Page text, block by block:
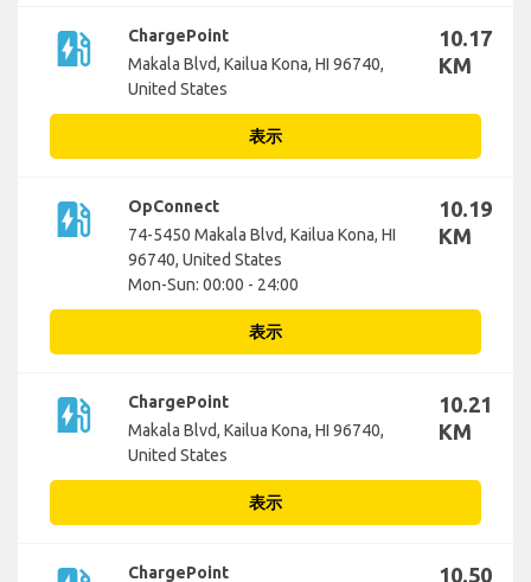
ev_station
ChargePoint
Makala Blvd, Kailua Kona, HI 96740,
United States
10.17
KM
表示
ev_station
OpConnect
74-5450 Makala Blvd, Kailua Kona, HI
96740, United States
Mon-Sun: 00:00 - 24:00
10.19
KM
表示
ev_station
ChargePoint
Makala Blvd, Kailua Kona, HI 96740,
United States
10.21
KM
表示
ChargePoint
10.50